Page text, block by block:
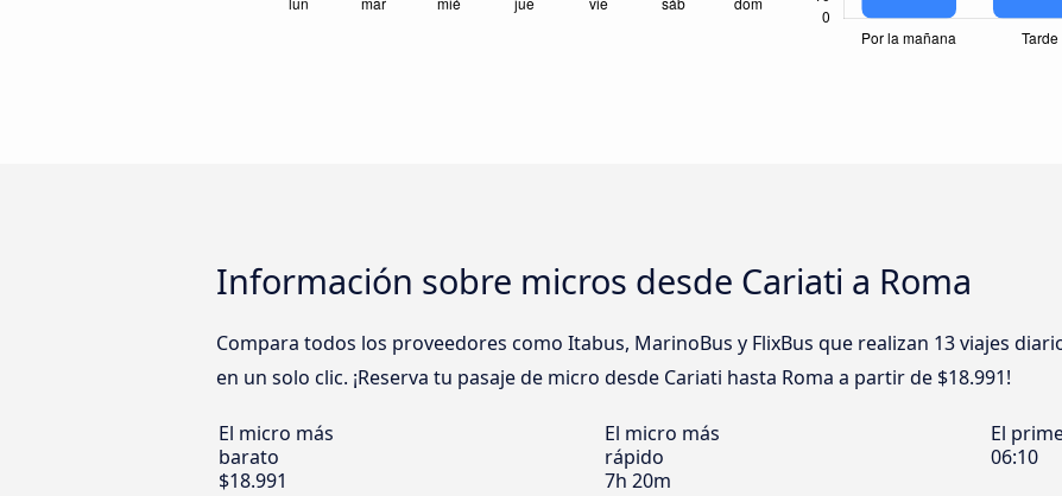
Información sobre micros desde Cariati a Roma
Compara todos los proveedores como Itabus, MarinoBus y FlixBus que realizan 13 viajes
en un solo clic. ¡Reserva tu pasaje de micro desde Cariati hasta Roma a partir de $18.991!
El micro más
barato
$18.991
El micro más
rápido
7h 20m
El
06:10